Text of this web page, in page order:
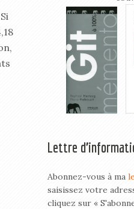
Lettre
Abonnez-vous à ma
saisissez votre
cliquez sur «